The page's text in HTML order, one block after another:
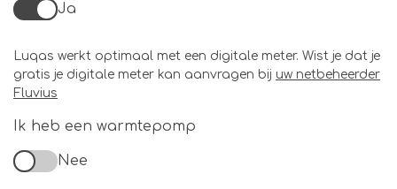
Ja
Luqas werkt optimaal met een digitale meter. Wist je dat je
gratis je digitale meter kan aanvragen bij uw netbeheerder
Fluvius
Ik heb een warmtepomp
Nee